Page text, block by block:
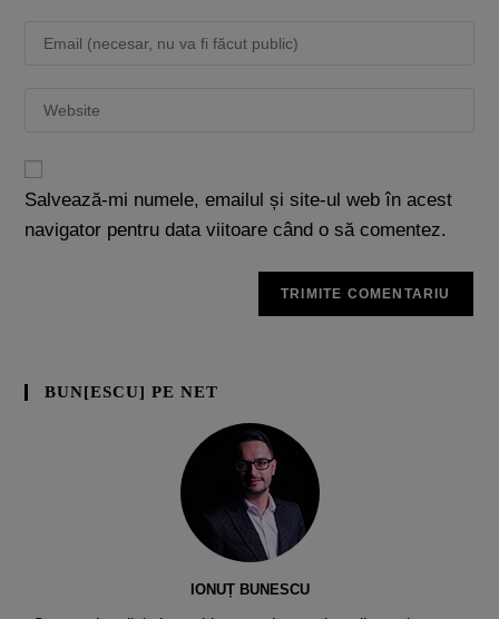
Salvează-mi numele, emailul și site-ul web în acest
navigator pentru data viitoare când o să comentez.
BUN[ESCU] PE NET
IONUȚ BUNESCU